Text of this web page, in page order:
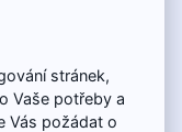
stránek,
Vaše potřeby a
Vás požádat o